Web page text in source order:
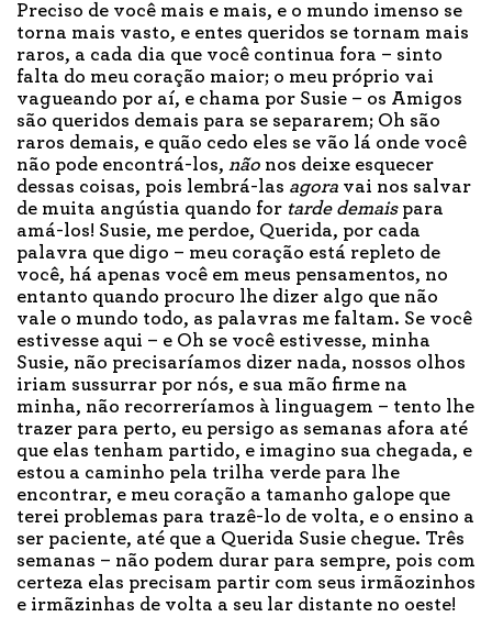
Preciso de você mais e mais, e o mundo imenso se
torna mais vasto, e entes queridos se tornam mais
raros, a cada dia que você continua fora – sinto
falta do meu coração maior; o meu próprio vai
vagueando por aí, e chama por Susie – os Amigos
são queridos demais para se separarem; Oh são
raros demais, e quão cedo eles se vão lá onde você
não pode encontrá-los, não nos deixe esquecer
dessas coisas, pois lembrá-las agora vai nos salvar
de muita angústia quando for tarde demaispara
amá-los! Susie, me perdoe, Querida, por cada
palavra que digo – meu coração está repleto de
você, há apenas você em meus pensamentos, no
entanto quando procuro lhe dizer algo que não
vale o mundo todo, as palavras me faltam. Se você
estivesse aqui – e Oh se você estivesse, minha
Susie, não precisaríamos dizer nada, nossos olhos
iriam sussurrar por nós, e sua mão firme na
minha, não recorreríamos à linguagem – tento lhe
trazer para perto, eu persigo as semanas afora até
que elas tenham partido, e imagino sua chegada, e
estou a caminho pela trilha verde para lhe
encontrar, e meu coração a tamanho galope que
terei problemas para trazê-lo de volta, e o ensino a
ser paciente, até que a Querida Susie chegue. Três
semanas – não podem durar para sempre, pois com
certeza elas precisam partir com seus irmãozinhos
e irmãzinhas de volta a seu lar distante no oeste!